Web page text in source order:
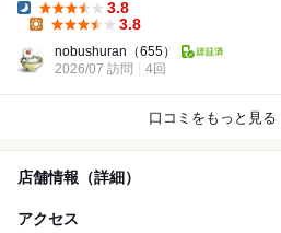
Dinner:
3.8
3.8
nobushuran （655）
2026/07 訪問
4回
口コミをもっと見る
店舗情報（詳細）
アクセス